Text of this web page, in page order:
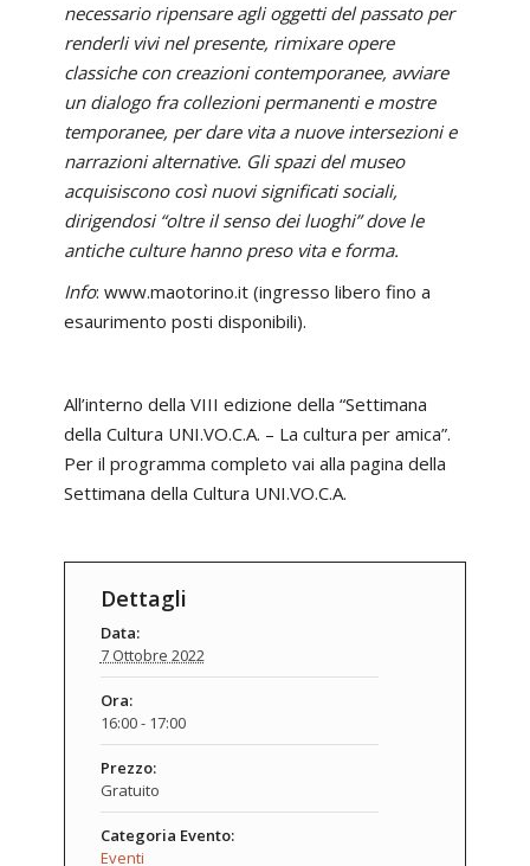
necessario ripensare agli oggetti del passato per
renderli vivi nel presente, rimixare opere
classiche con creazioni contemporanee, avviare
un dialogo fra collezioni permanenti e mostre
temporanee, per dare vita a nuove intersezioni e
narrazioni alternative. Gli spazi del museo
acquisiscono così nuovi significati sociali,
dirigendosi “oltre il senso dei luoghi” dove le
antiche culture hanno preso vita e forma.
Info: www.maotorino.it (ingresso libero fino a
esaurimento posti disponibili).
All’interno della VIII edizione della “Settimana
della Cultura UNI.VO.C.A. – La cultura per amica”.
Per il programma completo vai alla pagina della
Settimana della Cultura UNI.VO.C.A.
Dettagli
Data:
7 Ottobre 2022
Ora:
16:00 - 17:00
Prezzo:
Gratuito
Categoria Evento:
Eventi